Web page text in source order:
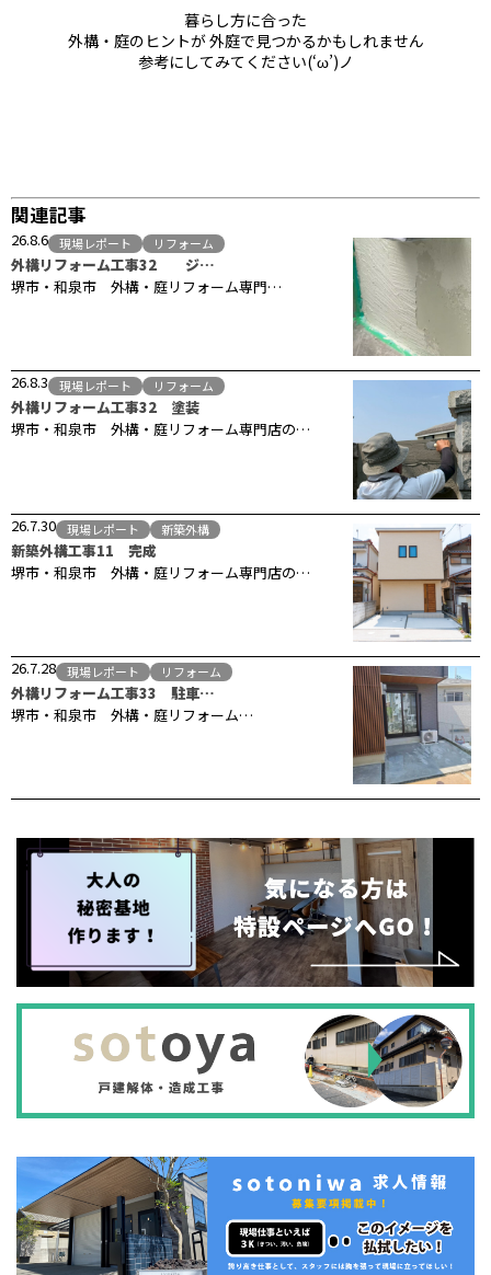
暮らし方に合った
外構・庭のヒントが 外庭で見つかるかもしれません
参考にしてみてください(‘ω’)ノ
関連記事
26.8.6 現場レポート リフォーム
外構リフォーム工事32 ジ…
堺市・和泉市 外構・庭リフォーム専門…
26.8.3 現場レポート リフォーム
外構リフォーム工事32 塗装
堺市・和泉市 外構・庭リフォーム専門店の…
26.7.30 現場レポート 新築外構
新築外構工事11 完成
堺市・和泉市 外構・庭リフォーム専門店の…
26.7.28 現場レポート リフォーム
外構リフォーム工事33 駐車…
堺市・和泉市 外構・庭リフォーム…